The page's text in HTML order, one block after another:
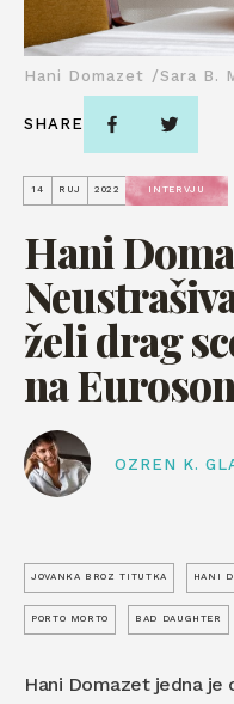
14 RUJ 2022 INTERVJU
Hani
želi drag
na
OZREN K.
Hani Domazet /Sara B.
SHARE
JOVANKA BROZ TITUTKA HANI
PORTO MORTO BAD DAUGHTER
Hani Domazet jedna je